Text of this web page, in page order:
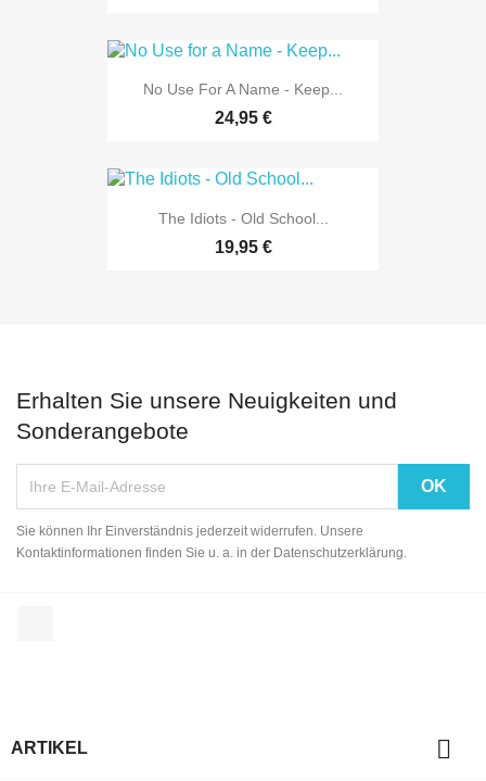
No Use For A Name - Keep...
24,95 €
The Idiots - Old School...
19,95 €
Erhalten Sie unsere Neuigkeiten und
Sonderangebote
Sie können Ihr Einverständnis jederzeit widerrufen. Unsere
Kontaktinformationen finden Sie u. a. in der Datenschutzerklärung.
ARTIKEL 